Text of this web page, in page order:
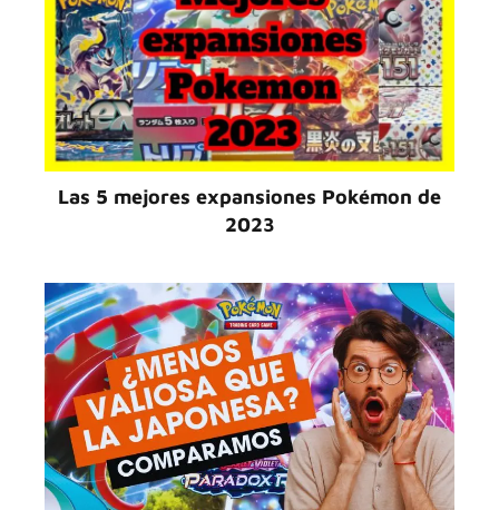
Las 5 mejores expansiones Pokémon de
2023